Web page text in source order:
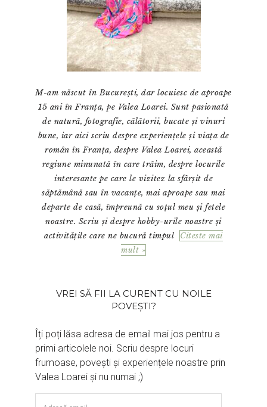
M-am născut în București, dar locuiesc de aproape
15 ani în Franța, pe Valea Loarei. Sunt pasionată
de natură, fotografie, călătorii, bucate și vinuri
bune, iar aici scriu despre experiențele și viața de
român în Franța, despre Valea Loarei, această
regiune minunată în care trăim, despre locurile
interesante pe care le vizitez la sfârșit de
săptămână sau în vacanțe, mai aproape sau mai
departe de casă, împreună cu soțul meu și fetele
noastre. Scriu și despre hobby-urile noastre și
activitățile care ne bucură timpul
Citeste mai
mult »
VREI SĂ FII LA CURENT CU NOILE
POVEȘTI?
Îți poți lăsa adresa de email mai jos pentru a
primi articolele noi. Scriu despre locuri
frumoase, povești și experiențele noastre prin
Valea Loarei și nu numai ;)